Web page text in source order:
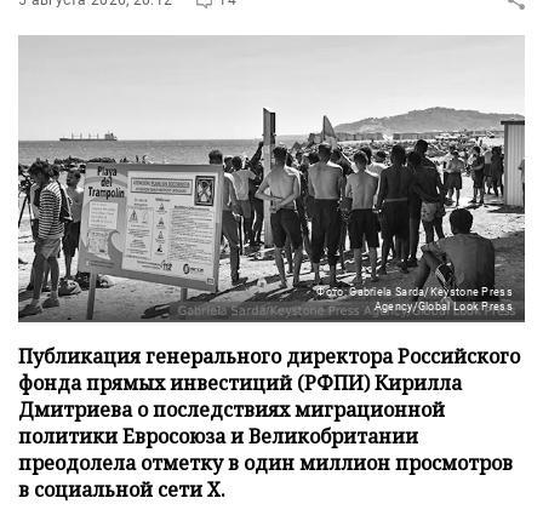
Фото: Gabriela Sarda/Keystone Press
Agency/Global Look Press
Публикация генерального директора Российского
фонда прямых инвестиций (РФПИ) Кирилла
Дмитриева о последствиях миграционной
политики Евросоюза и Великобритании
преодолела отметку в один миллион просмотров
в социальной сети X.